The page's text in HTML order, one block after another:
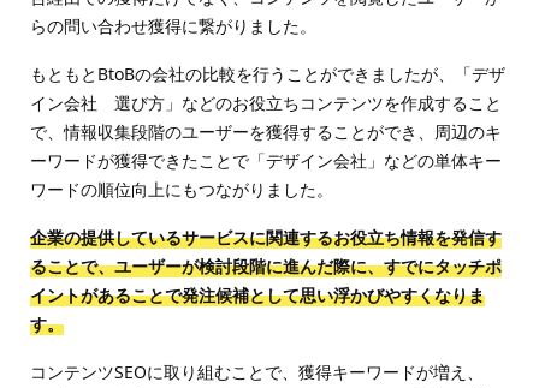
らの問い合わせ獲得に繋がりました。
もともとBtoBの会社の比較を行うことができましたが、「デザ
イン会社 選び方」などのお役立ちコンテンツを作成すること
で、情報収集段階のユーザーを獲得することができ、周辺のキ
ーワードが獲得できたことで「デザイン会社」などの単体キー
ワードの順位向上にもつながりました。
企業の提供しているサービスに関連するお役立ち情報を発信す
ることで、ユーザーが検討段階に進んだ際に、すでにタッチポ
イントがあることで発注候補として思い浮かびやすくなりま
す。
コンテンツSEOに取り組むことで、獲得キーワードが増え、